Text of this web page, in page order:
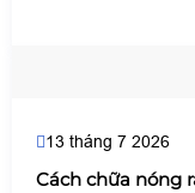
13 tháng 7 2026
Cách chữa nóng